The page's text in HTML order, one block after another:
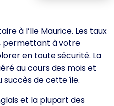
à l’Ile Maurice. Les taux
permettant à votre
en toute sécurité. La
au cours des mois et
succès de cette île.
et la plupart des